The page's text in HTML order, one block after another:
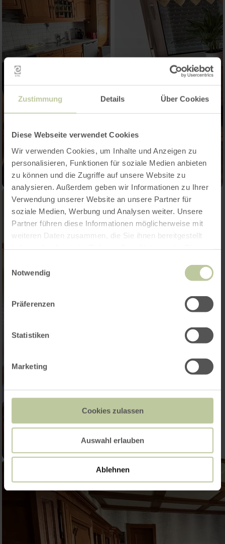
Zustimmung Details Über Cookies
Diese Webseite verwendet Cookies
Wir verwenden Cookies, um Inhalte und Anzeigen zu
personalisieren, Funktionen für soziale Medien anbieten
zu können und die Zugriffe auf unsere Website zu
analysieren. Außerdem geben wir Informationen zu Ihrer
Verwendung unserer Website an unsere Partner für
soziale Medien, Werbung und Analysen weiter. Unsere
Partner führen diese Informationen möglicherweise mit
weiteren Daten zusammen, die Sie ihnen bereitgestellt
Notwendig
Präferenzen
Statistiken
Marketing
Cookies zulassen
Auswahl erlauben
Ablehnen